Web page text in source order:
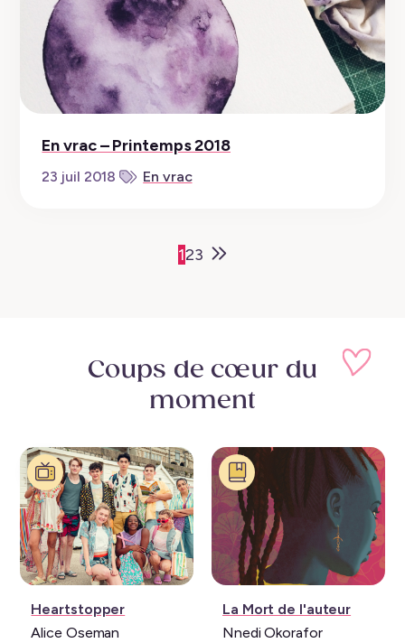
En vrac – Printemps 2018
23 juil 2018 En vrac
123
Older
Coups de cœur du
moment
Série:
Heartstopper
Alice Oseman
Livre:
La Mort de l'auteur
Nnedi Okorafor